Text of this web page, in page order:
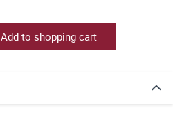
Add to shopping cart